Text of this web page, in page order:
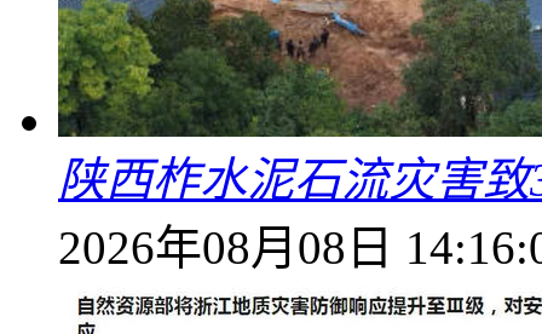
陕西柞水泥石流灾害
2026年08月08日